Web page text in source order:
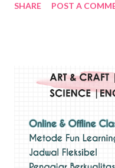
Wayan Kun Adnyana, teknik
menggunakan bahan dasar
sapuan warna cat yang
pelukis untuk menghasilkan
bernilai tinggi. Ciri teknik
warna yang kental dan tebal.
SHARE POST A